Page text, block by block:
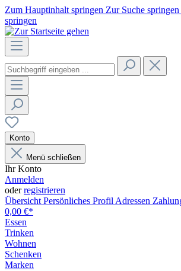
Zum Hauptinhalt springen Zur Suche springen
springen
Konto
Menü schließen
Ihr Konto
Anmelden
oderregistrieren
Übersicht Persönliches Profil Adressen
0,00 €*
Essen
Trinken
Wohnen
Schenken
Marken